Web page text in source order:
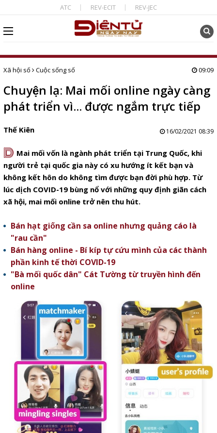
ATC REV-ECIT REV-JEC
Xã hội số Cuộc sống số 09:09
Chuyện lạ: Mai mối online ngày càng
phát triển vì... được ngắm trực tiếp
Thế Kiên 16/02/2021 08:39
D Mai mối vốn là ngành phát triển tại Trung Quốc, khi
người trẻ tại quốc gia này có xu hướng ít kết bạn và
không kết hôn do không tìm được bạn đời phù hợp. Từ
lúc dịch COVID-19 bùng nổ với những quy định giãn cách
xã hội, mai mối online trở nên thu hút.
Bán hạt giống cần sa online nhưng quảng cáo là
"rau cần"
Bán hàng online - Bí kíp tự cứu mình của các thành
phần kinh tế thời COVID-19
"Bà mối quốc dân" Cát Tường từ truyền hình đến
online